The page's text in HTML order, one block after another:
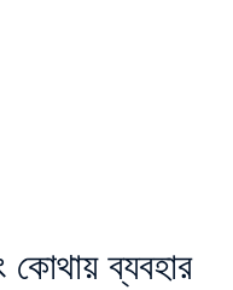
কোথায় ব্যবহার